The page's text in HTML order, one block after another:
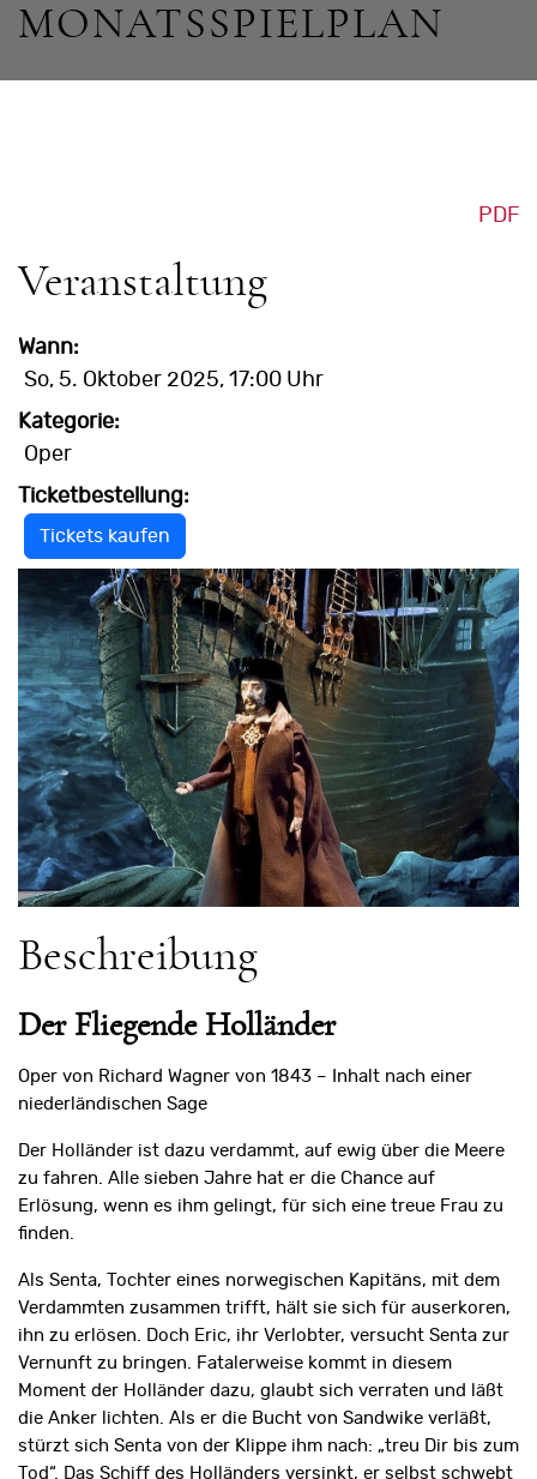
MONATSSPIELPLAN
PDF
Veranstaltung
Wann:
So, 5. Oktober 2025, 17:00 Uhr
Kategorie:
Oper
Ticketbestellung:
Tickets kaufen
Beschreibung
Der Fliegende Holländer
Oper von Richard Wagner von 1843 – Inhalt nach einer
niederländischen Sage
Der Holländer ist dazu verdammt, auf ewig über die Meere
zu fahren. Alle sieben Jahre hat er die Chance auf
Erlösung, wenn es ihm gelingt, für sich eine treue Frau zu
finden.
Als Senta, Tochter eines norwegischen Kapitäns, mit dem
Verdammten zusammen trifft, hält sie sich für auserkoren,
ihn zu erlösen. Doch Eric, ihr Verlobter, versucht Senta zur
Vernunft zu bringen. Fatalerweise kommt in diesem
Moment der Holländer dazu, glaubt sich verraten und läßt
die Anker lichten. Als er die Bucht von Sandwike verläßt,
stürzt sich Senta von der Klippe ihm nach: „treu Dir bis zum
Tod“. Das Schiff des Holländers versinkt, er selbst schwebt